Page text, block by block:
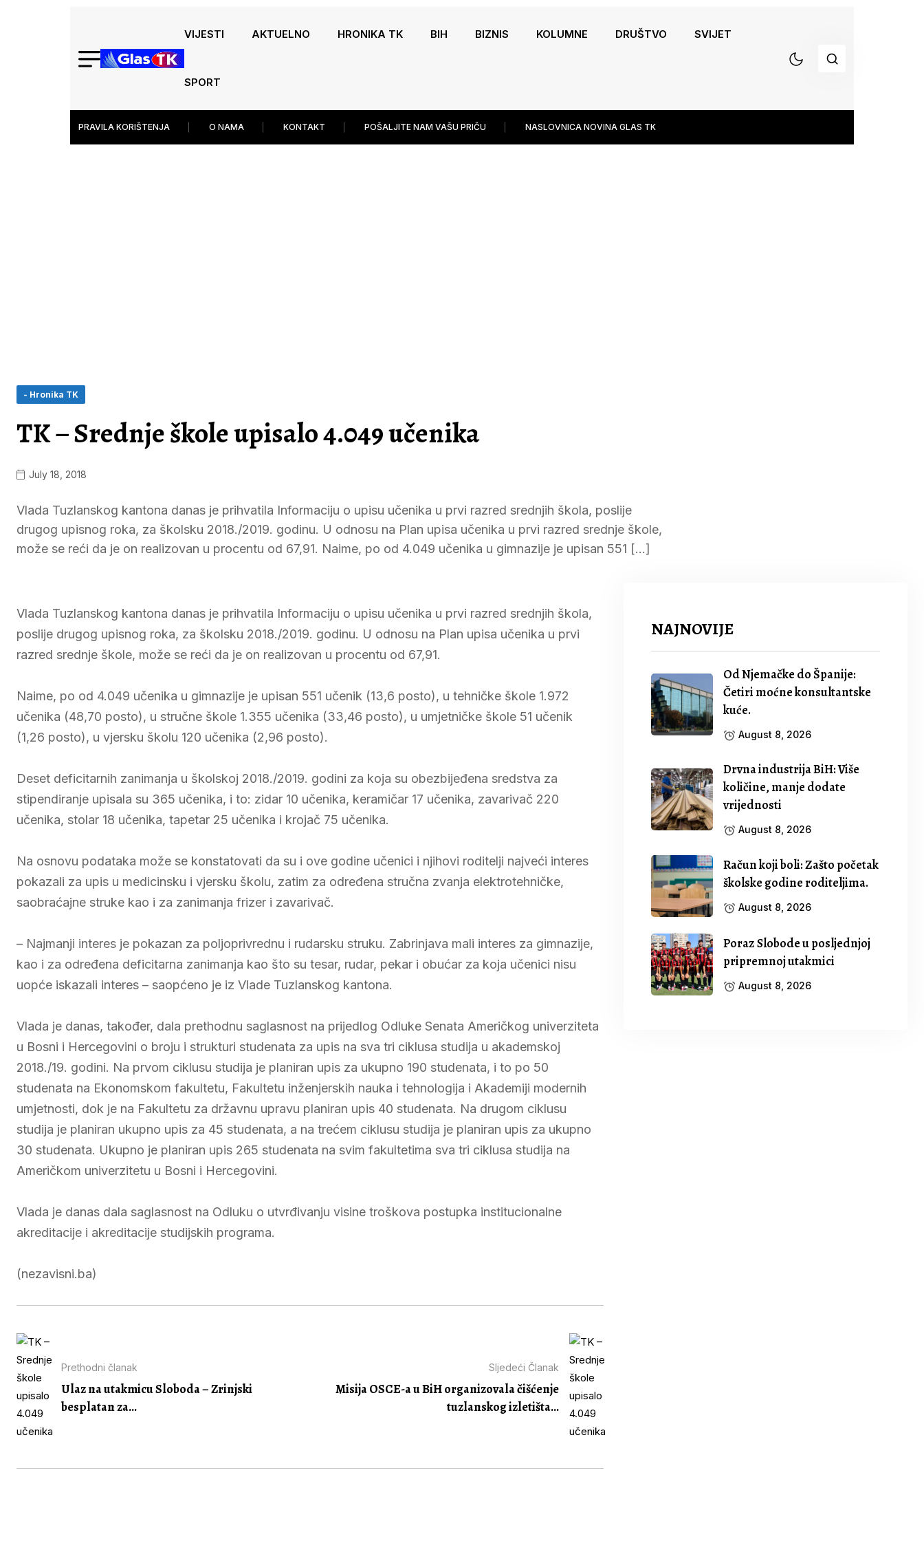
VIJESTI AKTUELNO HRONIKA TK BIH BIZNIS KOLUMNE DRUŠTVO SVIJET
SPORT
PRAVILA KORIŠTENJA O NAMA KONTAKT POŠALJITE NAM VAŠU PRIČU NASLOVNICA NOVINA GLAS TK
- Hronika TK
TK – Srednje škole upisalo 4.049 učenika
July 18, 2018
Vlada Tuzlanskog kantona danas je prihvatila Informaciju o upisu učenika u prvi razred srednjih škola, poslije
drugog upisnog roka, za školsku 2018./2019. godinu. U odnosu na Plan upisa učenika u prvi razred srednje škole,
može se reći da je on realizovan u procentu od 67,91. Naime, po od 4.049 učenika u gimnazije je upisan 551 […]
Vlada Tuzlanskog kantona danas je prihvatila Informaciju o upisu učenika u prvi razred srednjih škola,
poslije drugog upisnog roka, za školsku 2018./2019. godinu. U odnosu na Plan upisa učenika u prvi
razred srednje škole, može se reći da je on realizovan u procentu od 67,91.
Naime, po od 4.049 učenika u gimnazije je upisan 551 učenik (13,6 posto), u tehničke škole 1.972
učenika (48,70 posto), u stručne škole 1.355 učenika (33,46 posto), u umjetničke škole 51 učenik
(1,26 posto), u vjersku školu 120 učenika (2,96 posto).
Deset deficitarnih zanimanja u školskoj 2018./2019. godini za koja su obezbijeđena sredstva za
stipendiranje upisala su 365 učenika, i to: zidar 10 učenika, keramičar 17 učenika, zavarivač 220
učenika, stolar 18 učenika, tapetar 25 učenika i krojač 75 učenika.
Na osnovu podataka može se konstatovati da su i ove godine učenici i njihovi roditelji najveći interes
pokazali za upis u medicinsku i vjersku školu, zatim za određena stručna zvanja elektrotehničke,
saobraćajne struke kao i za zanimanja frizer i zavarivač.
– Najmanji interes je pokazan za poljoprivrednu i rudarsku struku. Zabrinjava mali interes za gimnazije,
kao i za određena deficitarna zanimanja kao što su tesar, rudar, pekar i obućar za koja učenici nisu
uopće iskazali interes – saopćeno je iz Vlade Tuzlanskog kantona.
Vlada je danas, također, dala prethodnu saglasnost na prijedlog Odluke Senata Američkog univerziteta
u Bosni i Hercegovini o broju i strukturi studenata za upis na sva tri ciklusa studija u akademskoj
2018./19. godini. Na prvom ciklusu studija je planiran upis za ukupno 190 studenata, i to po 50
studenata na Ekonomskom fakultetu, Fakultetu inženjerskih nauka i tehnologija i Akademiji modernih
umjetnosti, dok je na Fakultetu za državnu upravu planiran upis 40 studenata. Na drugom ciklusu
studija je planiran ukupno upis za 45 studenata, a na trećem ciklusu studija je planiran upis za ukupno
30 studenata. Ukupno je planiran upis 265 studenata na svim fakultetima sva tri ciklusa studija na
Američkom univerzitetu u Bosni i Hercegovini.
Vlada je danas dala saglasnost na Odluku o utvrđivanju visine troškova postupka institucionalne
akreditacije i akreditacije studijskih programa.
(nezavisni.ba)
Prethodni članak
Ulaz na utakmicu Sloboda – Zrinjski
besplatan za...
Sljedeći Članak
Misija OSCE-a u BiH organizovala čišćenje
tuzlanskog izletišta...
NAJNOVIJE
Od Njemačke do Španije:
Četiri moćne konsultantske
kuće.
August 8, 2026
Drvna industrija BiH: Više
količine, manje dodate
vrijednosti
August 8, 2026
Račun koji boli: Zašto početak
školske godine roditeljima.
August 8, 2026
Poraz Slobode u posljednjoj
pripremnoj utakmici
August 8, 2026